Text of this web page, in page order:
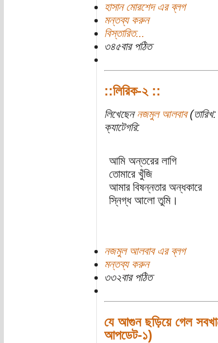
হাসান মোরশেদ এর ব্লগ
মন্তব্য করুন
বিস্তারিত...
৩৪৫বার পঠিত
::লিরিক-২ ::
লিখেছেন নজমুল আলবাব
ক্যাটেগরি:
আমি অন্তরের লাগি
তোমারে খুঁজি
আমার বিষন্নতার অন্ধকারে
স্নিগ্ধ আলো তুমি।
নজমুল আলবাব এর ব্লগ
মন্তব্য করুন
৩৩২বার পঠিত
যে আগুন ছড়িয়ে গেল
আপডেট-১)